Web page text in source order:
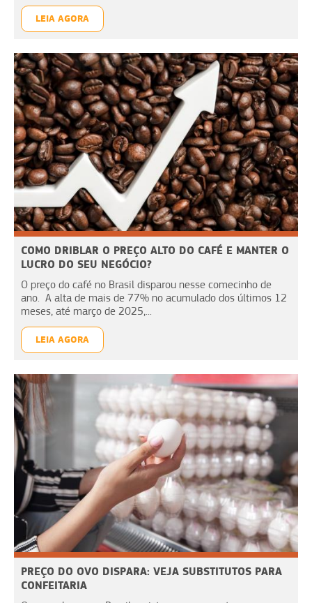
LEIA AGORA
COMO DRIBLAR O PREÇO ALTO DO CAFÉ E MANTER O
LUCRO DO SEU NEGÓCIO?
O preço do café no Brasil disparou nesse comecinho de
ano. A alta de mais de 77% no acumulado dos últimos 12
meses, até março de 2025,...
LEIA AGORA
PREÇO DO OVO DISPARA: VEJA SUBSTITUTOS PARA
CONFEITARIA